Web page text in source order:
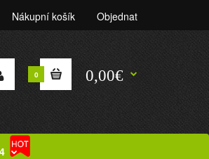
Nákupní košík Objednat
0 0,00€